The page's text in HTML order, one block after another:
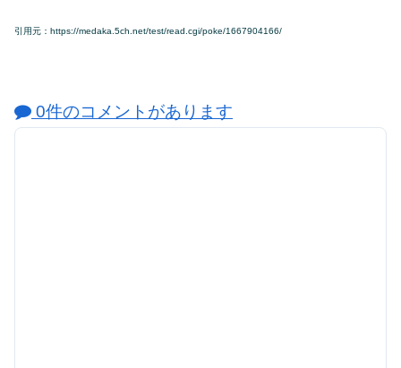
引用元：https://medaka.5ch.net/test/read.cgi/poke/1667904166/
0件のコメントがあります